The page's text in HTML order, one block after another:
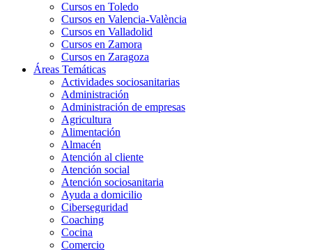
Cursos en Toledo
Cursos en Valencia-València
Cursos en Valladolid
Cursos en Zamora
Cursos en Zaragoza
Áreas Temáticas
Actividades sociosanitarias
Administración
Administración de empresas
Agricultura
Alimentación
Almacén
Atención al cliente
Atención social
Atención sociosanitaria
Ayuda a domicilio
Ciberseguridad
Coaching
Cocina
Comercio